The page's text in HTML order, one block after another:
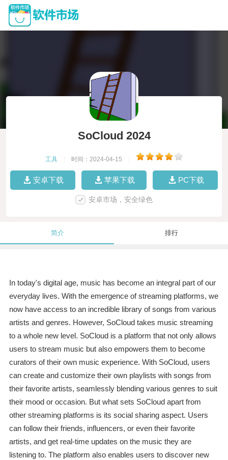
SoCloud 2024
工具 时间：2024-04-15
安卓下载 苹果下载 PC下载
安卓市场，安全绿色
简介 排行
In today's digital age, music has become an integral part of our
everyday lives. With the emergence of streaming platforms, we
now have access to an incredible library of songs from various
artists and genres. However, SoCloud takes music streaming
to a whole new level. SoCloud is a platform that not only allows
users to stream music but also empowers them to become
curators of their own music experience. With SoCloud, users
can create and customize their own playlists with songs from
their favorite artists, seamlessly blending various genres to suit
their mood or occasion. But what sets SoCloud apart from
other streaming platforms is its social sharing aspect. Users
can follow their friends, influencers, or even their favorite
artists, and get real-time updates on the music they are
listening to. The platform also enables users to discover new